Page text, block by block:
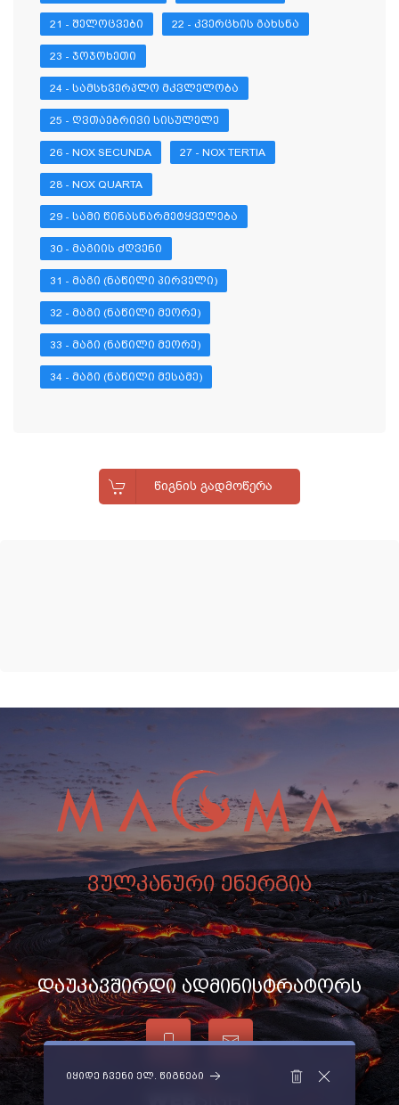
21 - ᲨᲔᲚᲝᲪᲕᲔᲑᲘ 22 - ᲙᲕᲔᲠᲪᲮᲘᲡ ᲒᲐᲮᲡᲜᲐ
23 - ᲯᲝᲯᲝᲮᲔᲗᲘ
24 - ᲡᲐᲛᲡᲮᲕᲔᲠᲞᲚᲝ ᲛᲙᲕᲚᲔᲚᲝᲑᲐ
25 - ᲦᲕᲗᲐᲔᲑᲠᲘᲕᲘ ᲡᲘᲡᲣᲚᲔᲚᲔ
26 - NOX SECUNDA 27 - NOX TERTIA
28 - NOX QUARTA
29 - ᲡᲐᲛᲘ ᲬᲘᲜᲐᲡᲬᲐᲠᲛᲔᲢᲧᲕᲔᲚᲔᲑᲐ
30 - ᲛᲐᲒᲘᲘᲡ ᲫᲦᲕᲔᲜᲘ
31 - ᲛᲐᲒᲘ (ᲜᲐᲬᲘᲚᲘ ᲞᲘᲠᲕᲔᲚᲘ)
32 - ᲛᲐᲒᲘ (ᲜᲐᲬᲘᲚᲘ ᲛᲔᲝᲠᲔ)
33 - ᲛᲐᲒᲘ (ᲜᲐᲬᲘᲚᲘ ᲛᲔᲝᲠᲔ)
34 - ᲛᲐᲒᲘ (ᲜᲐᲬᲘᲚᲘ ᲛᲔᲡᲐᲛᲔ)
ᲬᲘᲒᲜᲘᲡ ᲒᲐᲓᲛᲝᲬᲔᲠᲐ
იყიდე ჩვენი ელ. წიგნები
ვულკანური ენერგია
დაუკავშირდი ადმინისტრატორს
საიტი დაამზადა